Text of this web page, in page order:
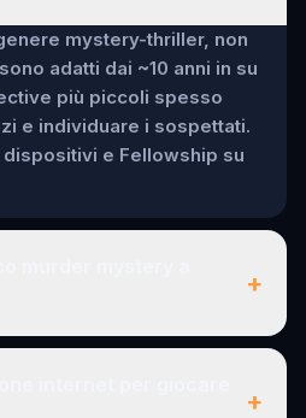
mystery-thriller, non
adatti dai ~10 anni in su
più piccoli spesso
e individuare i sospettati.
e Fellowship su
+
+